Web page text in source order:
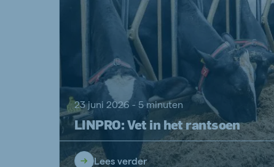
23 juni 2026 - 5 minuten
LINPRO: Vet in het rantsoen
Lees verder